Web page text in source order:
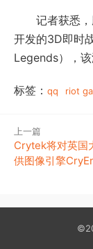
记者获悉，
开发的3D即时
Legends），该
标签： qq riot
上一篇
Crytek将对英国
供图像引擎